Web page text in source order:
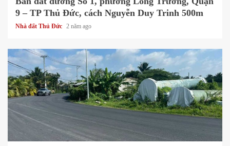
9 – TP Thủ Đức, cách Nguyễn Duy Trinh 500m
Nhà đất Thủ Đức 2 năm ago
1 min read